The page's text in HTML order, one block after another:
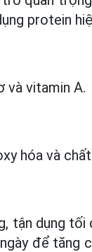
protein
và vitamin A.
hóa và
tận dụng tối
để tăng